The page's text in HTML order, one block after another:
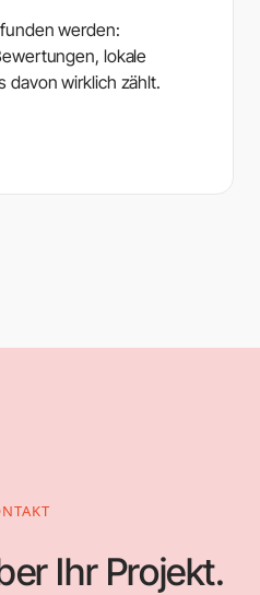
werden:
lokale
davon wirklich zählt.
Ihr Projekt.